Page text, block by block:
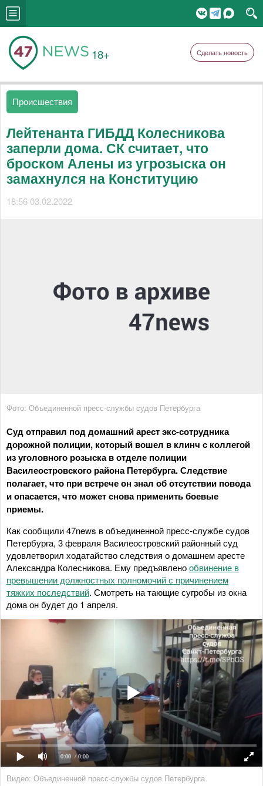
18+ Сделать новость
Происшествия
Лейтенанта ГИБДД Колесникова
заперли дома. СК считает, что
броском Алены из угрозыска он
замахнулся на Конституцию
18:56 03.02.2022
Фото: Объединенной пресс-службы судов Петербурга
Суд отправил под домашний арест экс-сотрудника
дорожной полиции, который вошел в клинч с коллегой
из уголовного розыска в отделе полиции
Василеостровского района Петербурга. Следствие
полагает, что при встрече он знал об отсутствии повода
и опасается, что может снова применить боевые
приемы.
Как сообщили 47news в объединенной пресс-службе судов
Петербурга, 3 февраля Василеостровский районный суд
удовлетворил ходатайство следствия о домашнем аресте
Александра Колесникова. Ему предъявленообвинение в
превышении должностных полномочий с причинением
тяжких последствий. Смотреть на тающие сугробы из окна
дома он будет до 1 апреля.
0:00 / 0:00
Видео: Объединенной пресс-службы судов Петербурга